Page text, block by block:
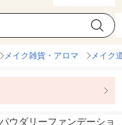
メイク雑貨・アロマ メイク